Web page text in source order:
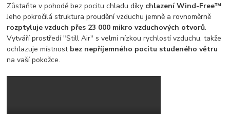
Zůstaňte v pohodě bez pocitu chladu díky chlazení Wind-Free™.
Jeho pokročilá struktura proudění vzduchu jemně a rovnoměrně
rozptyluje vzduch přes 23 000 mikro vzduchových otvorů.
Vytváří prostředí "Still Air" s velmi nízkou rychlostí vzduchu, takže
ochlazuje místnost bez nepříjemného pocitu studeného větru
na vaší pokožce.